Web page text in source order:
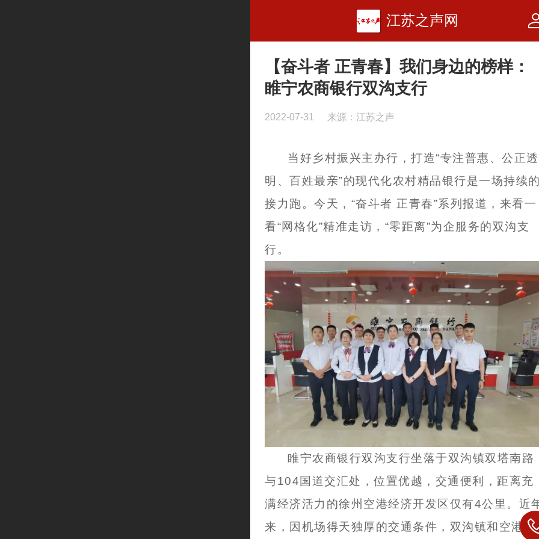
江苏之声网
【奋斗者 正青春】我们身边的榜样：
睢宁农商银行双沟支行
2022-07-31 来源：江苏之声
当好乡村振兴主办行，打造“专注普惠、公正透
明、百姓最亲”的现代化农村精品银行是一场持续
接力跑。今天，“奋斗者 正青春”系列报道，来看一
看“网格化”精准走访，“零距离”为企服务的双沟支
行。
睢宁农商银行双沟支行坐落于双沟镇双塔南路
与104国道交汇处，位置优越，交通便利，距离充
满经济活力的徐州空港经济开发区仅有4公里。近
来，因机场得天独厚的交通条件，双沟镇和空港经